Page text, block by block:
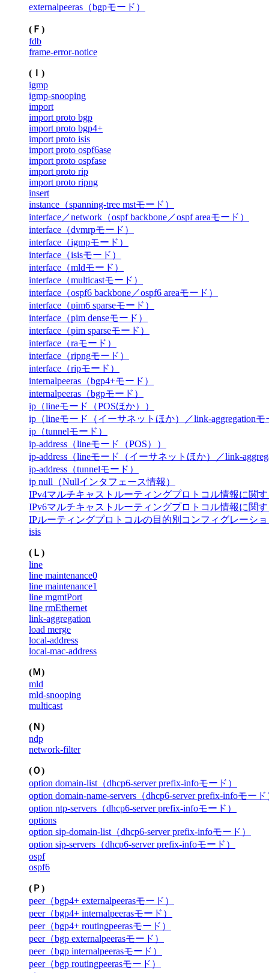
externalpeeras（bgpモード）
(Ｆ)
fdb
frame-error-notice
(Ｉ)
igmp
igmp-snooping
import
import proto bgp
import proto bgp4+
import proto isis
import proto ospf6ase
import proto ospfase
import proto rip
import proto ripng
insert
instance（spanning-tree mstモード）
interface／network（ospf backbone／ospf areaモード）
interface（dvmrpモード）
interface（igmpモード）
interface（isisモード）
interface（mldモード）
interface（multicastモード）
interface（ospf6 backbone／ospf6 areaモード）
interface（pim6 sparseモード）
interface（pim denseモード）
interface（pim sparseモード）
interface（raモード）
interface（ripngモード）
interface（ripモード）
internalpeeras（bgp4+モード）
internalpeeras（bgpモード）
ip（lineモード（POSほか））
ip（lineモード（イーサネットほか）／link-aggregation
ip（tunnelモード）
ip-address（lineモード（POS））
ip-address（lineモード（イーサネットほか）／link-
ip-address（tunnelモード）
ip null（Nullインタフェース情報）
IPv4マルチキャストルーティングプロトコル情報に関
IPv6マルチキャストルーティングプロトコル情報に関
IPルーティングプロトコルの目的別コンフィグレーシ
isis
(Ｌ)
line
line maintenance0
line maintenance1
line mgmtPort
line rmEthernet
link-aggregation
load merge
local-address
local-mac-address
(Ｍ)
mld
mld-snooping
multicast
(Ｎ)
ndp
network-filter
(Ｏ)
option domain-list（dhcp6-server prefix-infoモード）
option domain-name-servers（dhcp6-server prefix-infoモー
option ntp-servers（dhcp6-server prefix-infoモード）
options
option sip-domain-list（dhcp6-server prefix-infoモード）
option sip-servers（dhcp6-server prefix-infoモード）
ospf
ospf6
(Ｐ)
peer（bgp4+ externalpeerasモード）
peer（bgp4+ internalpeerasモード）
peer（bgp4+ routingpeerasモード）
peer（bgp externalpeerasモード）
peer（bgp internalpeerasモード）
peer（bgp routingpeerasモード）